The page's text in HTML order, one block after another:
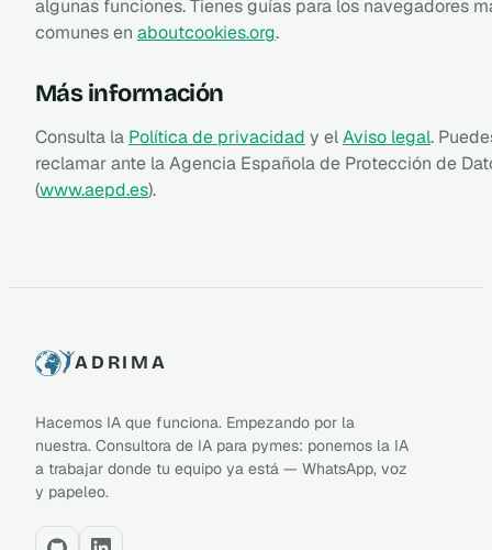
algunas funciones. Tienes guías para los navegadores
comunes en aboutcookies.org.
Más información
Consulta la Política de privacidad y elAviso legal.
reclamar ante la Agencia Española de Protección de
(www.aepd.es).
ADRIMA
Hacemos IA que funciona. Empezando por la
nuestra. Consultora de IA para pymes: ponemos la IA
a trabajar donde tu equipo ya está — WhatsApp, voz
y papeleo.